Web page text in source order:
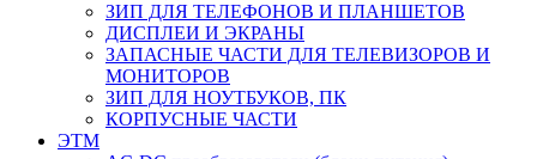
ЗИП ДЛЯ ТЕЛЕФОНОВ И ПЛАНШЕТОВ
ДИСПЛЕИ И ЭКРАНЫ
ЗАПАСНЫЕ ЧАСТИ ДЛЯ ТЕЛЕВИЗОРОВ И
МОНИТОРОВ
ЗИП ДЛЯ НОУТБУКОВ, ПК
КОРПУСНЫЕ ЧАСТИ
ЭТМ